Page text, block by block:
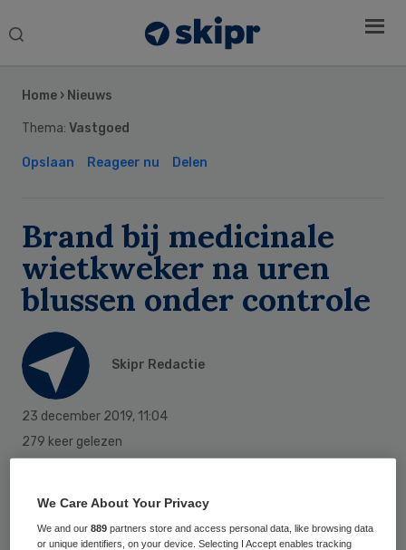
Search
Home › Nieuws
Thema: Vastgoed
Opslaan Reageer nu Delen
Brand bij medicinale
wietkweker na uren
blussen onder controle
Skipr Redactie
23 december 2019, 11:04
279 keer gelezen
bedrijf in Rotterdam is na uren blussen
onder controle. Het sein brand meester
Sidebar
We Care About Your Privacy
We and our889 partners store and access personal data, like browsing data
or unique identifiers, on your device. Selecting I Accept enables tracking